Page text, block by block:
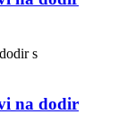
na dodir